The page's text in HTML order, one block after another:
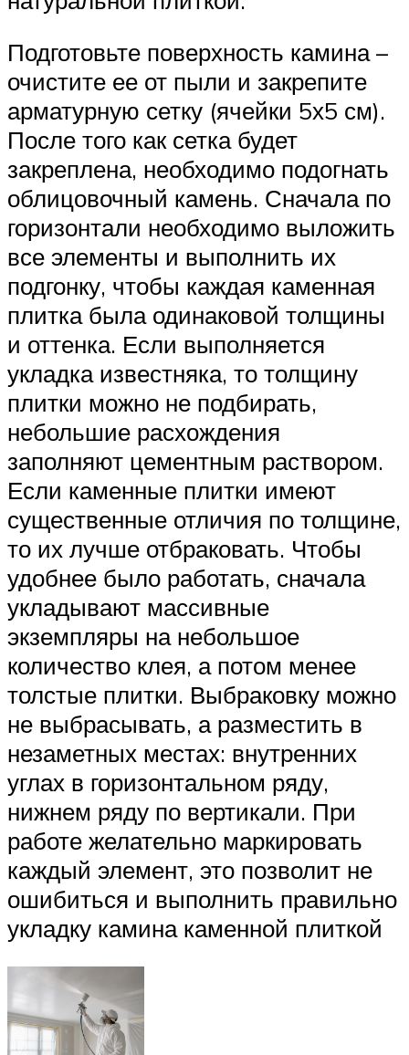
Подготовьте поверхность камина –
очистите ее от пыли и закрепите
арматурную сетку (ячейки 5х5 см).
После того как сетка будет
закреплена, необходимо подогнать
облицовочный камень. Сначала по
горизонтали необходимо выложить
все элементы и выполнить их
подгонку, чтобы каждая каменная
плитка была одинаковой толщины
и оттенка. Если выполняется
укладка известняка, то толщину
плитки можно не подбирать,
небольшие расхождения
заполняют цементным раствором.
Если каменные плитки имеют
существенные отличия по толщине,
то их лучше отбраковать. Чтобы
удобнее было работать, сначала
укладывают массивные
экземпляры на небольшое
количество клея, а потом менее
толстые плитки. Выбраковку можно
не выбрасывать, а разместить в
незаметных местах: внутренних
углах в горизонтальном ряду,
нижнем ряду по вертикали. При
работе желательно маркировать
каждый элемент, это позволит не
ошибиться и выполнить правильно
укладку камина каменной плиткой